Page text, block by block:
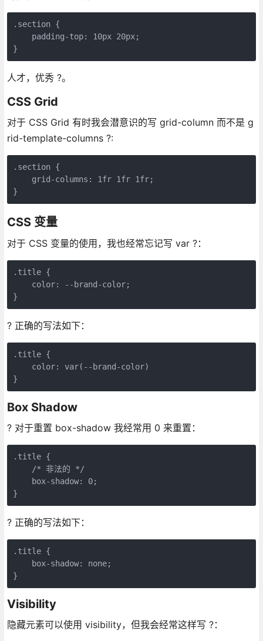
.section {
    padding-top: 10px 20px;
}
人才，优秀 ?。
CSS Grid
对于 CSS Grid 有时我会潜意识的写 grid-column 而不是 g
rid-template-columns ?:
.section {
    grid-columns: 1fr 1fr 1fr;
}
CSS 变量
对于 CSS 变量的使用，我也经常忘记写 var ?：
.title {
    color: --brand-color;
}
? 正确的写法如下：
.title {
    color: var(--brand-color)
}
Box Shadow
? 对于重置 box-shadow 我经常用 0 来重置：
.title {
    /* 非法的 */
    box-shadow: 0;
}
? 正确的写法如下：
.title {
    box-shadow: none;
}
Visibility
隐藏元素可以使用 visibility，但我会经常这样写 ?：